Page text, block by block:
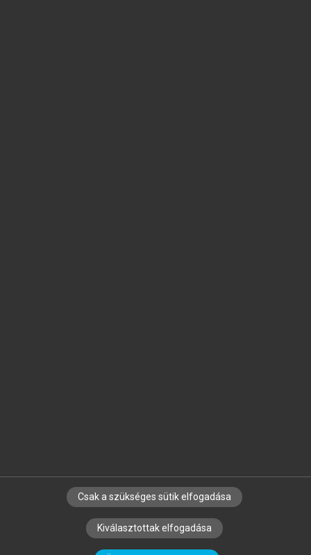
SZERZŐKNEK CÉGEKNEK KÖNYVTÁROSOKNAK
SZERKESZTÉSI ÉS LEKTORÁLÁSI ALAPELVEK
Csak a szükséges sütik elfogadása
Kiválasztottak elfogadása